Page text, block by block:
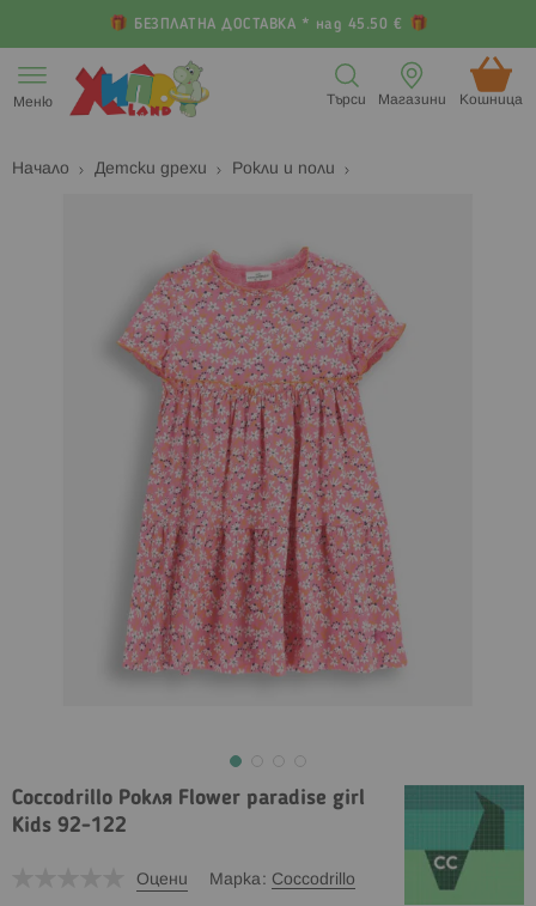
БЕЗПЛАТНА ДОСТАВКА * над 45.50 €
към
съдържанието
Меню Кошница (
Магазини
Търси
Начало Детски дрехи Рокли и поли
изображенията
Coccodrillo Рокля Flower paradise girl
Kids 92-122
Оцени Марка Coccodrillo